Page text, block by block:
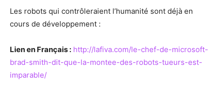
Les robots qui contrôleraient l’humanité sont déjà en
cours de développement :
Lien en Français : http://lafiva.com/le-chef-de-microsoft-
brad-smith-dit-que-la-montee-des-robots-tueurs-est-
imparable/